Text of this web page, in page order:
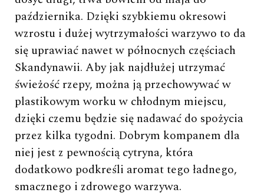
października. Dzięki szybkiemu okresowi
wzrostu i dużej wytrzymałości warzywo to da
się uprawiać nawet w północnych częściach
Skandynawii. Aby jak najdłużej utrzymać
świeżość rzepy, można ją przechowywać w
plastikowym worku w chłodnym miejscu,
dzięki czemu będzie się nadawać do spożycia
przez kilka tygodni. Dobrym kompanem dla
niej jest z pewnością cytryna, która
dodatkowo podkreśli aromat tego ładnego,
smacznego i zdrowego warzywa.